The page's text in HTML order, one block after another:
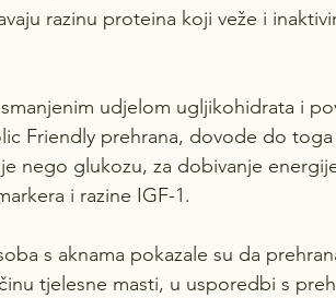
razinu proteina koji veže i
udjelom ugljikohidrata i
Friendly prehrana, dovode do
nego glukozu, za dobivanje
i razine IGF-1.
s aknama pokazale su da
tjelesne masti, u usporedbi s